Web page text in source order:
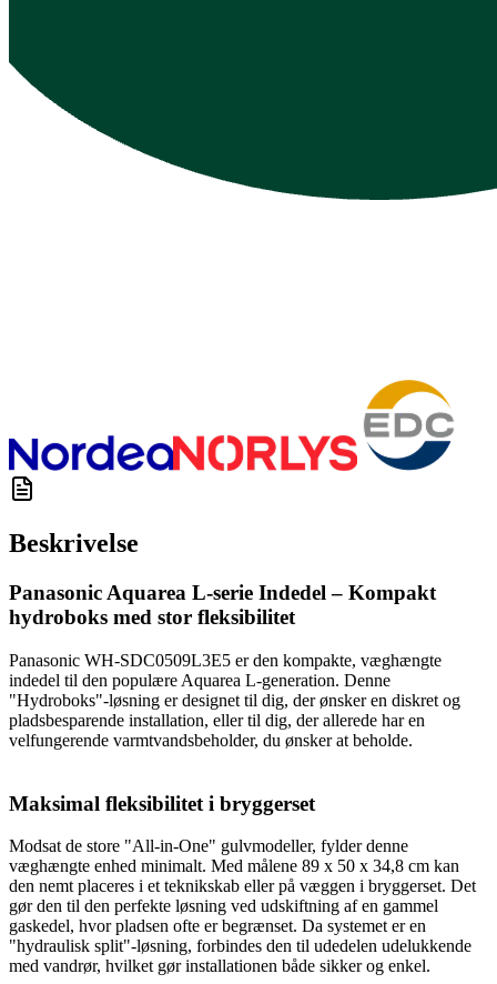
Beskrivelse
Panasonic Aquarea L-serie Indedel – Kompakt
hydroboks med stor fleksibilitet
Panasonic WH-SDC0509L3E5 er den kompakte, væghængte
indedel til den populære Aquarea L-generation. Denne
"Hydroboks"-løsning er designet til dig, der ønsker en diskret og
pladsbesparende installation, eller til dig, der allerede har en
velfungerende varmtvandsbeholder, du ønsker at beholde.
Maksimal fleksibilitet i bryggerset
Modsat de store "All-in-One" gulvmodeller, fylder denne
væghængte enhed minimalt. Med målene 89 x 50 x 34,8 cm kan
den nemt placeres i et teknikskab eller på væggen i bryggerset. Det
gør den til den perfekte løsning ved udskiftning af en gammel
gaskedel, hvor pladsen ofte er begrænset. Da systemet er en
"hydraulisk split"-løsning, forbindes den til udedelen udelukkende
med vandrør, hvilket gør installationen både sikker og enkel.